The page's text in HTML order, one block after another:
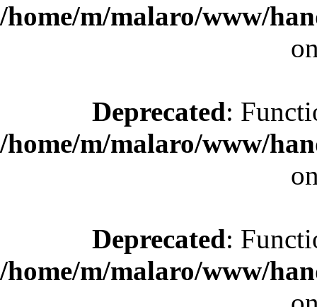
/home/m/malaro/www/
Deprecated:
/home/m/malaro/www/
Deprecated:
/home/m/malaro/www/